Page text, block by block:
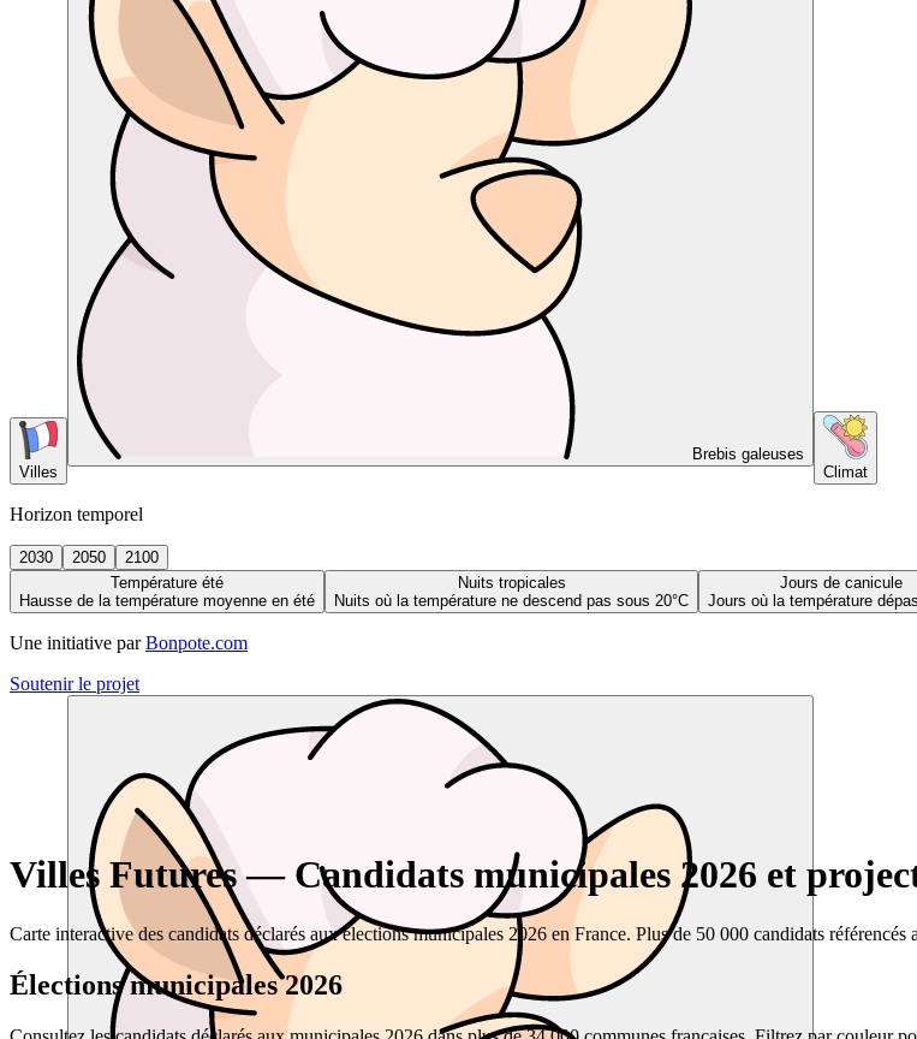
Villes
Brebis galeuses
Climat
Horizon temporel
2030 2050
2100
Température été
Hausse de la température moyenne en été
Nuits tropicales
Nuits où la température ne descend pas sous 20°C
Jours de canicule
Jours où la température
Une initiative par Bonpote.com
Soutenir le projet
Villes Futures — Candidats municipales 2026 et
Carte interactive des candidats déclarés aux élections municipales 2026 en France. Plus de 50 000 candidats
Élections municipales 2026